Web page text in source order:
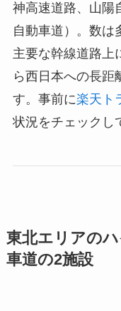
神高速道路、山陽
自動車道）。数は
主要な幹線道路上
ら西日本への長距
す。事前に楽天ト
状況をチェックし
東北エリアの
車道の2施設